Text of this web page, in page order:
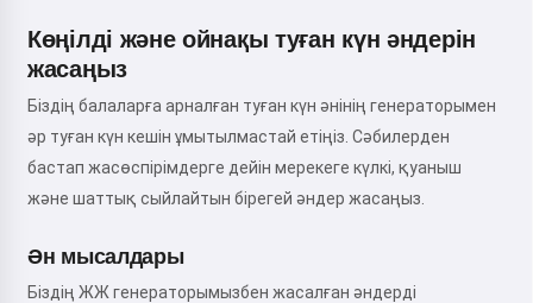
Көңілді және ойнақы туған күн әндерін
жасаңыз
Біздің балаларға арналған туған күн әнінің генераторымен
әр туған күн кешін ұмытылмастай етіңіз. Сәбилерден
бастап жасөспірімдерге дейін мерекеге күлкі, қуаныш
және шаттық сыйлайтын бірегей әндер жасаңыз.
Ән мысалдары
Біздің ЖЖ генераторымызбен жасалған әндерді